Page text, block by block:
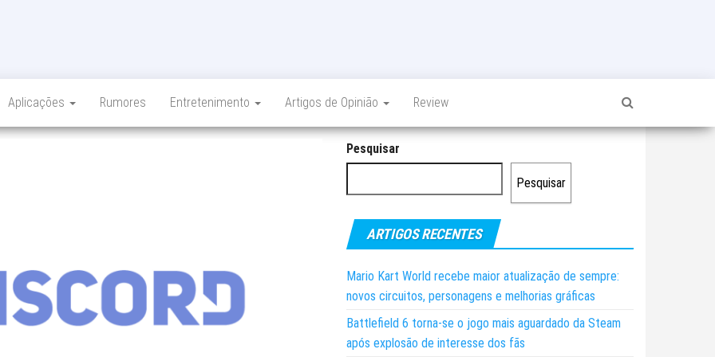
Aplicações Rumores Entretenimento Artigos de Opinião Review
Pesquisar
Pesquisar
ARTIGOS RECENTES
Mario Kart World recebe maior atualização de sempre:
novos circuitos, personagens e melhorias gráficas
Battlefield 6 torna-se o jogo mais aguardado da Steam
após explosão de interesse dos fãs